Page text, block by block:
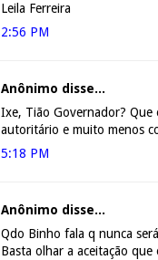
Leila Ferreira
2:56 PM
Anônimo disse...
Ixe, Tião Governador? Que
autoritário e muito menos
5:18 PM
Anônimo disse...
Qdo Binho fala q nunca
Basta olhar a aceitação